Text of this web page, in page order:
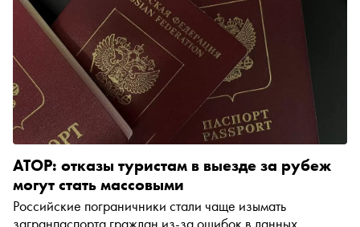
АТОР: отказы туристам в выезде за рубеж
могут стать массовыми
Российские пограничники стали чаще изымать